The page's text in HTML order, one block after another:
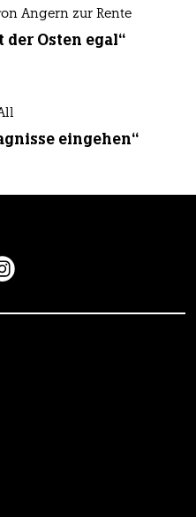
Angern zur Rente
der Osten egal“
eingehen“